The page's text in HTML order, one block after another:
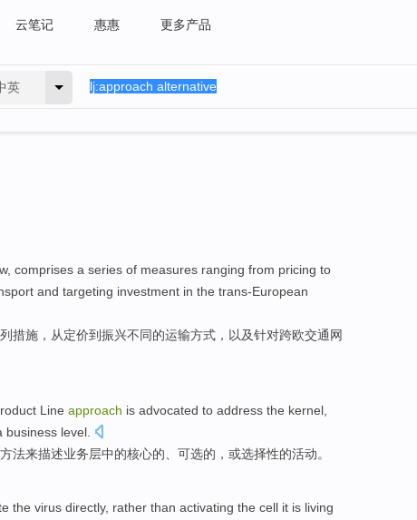
云笔记 惠惠 更多产品
英
, comprises a series of measures ranging from pricing to
and targeting investment in the trans-European
措施 ， 从定价到振兴不同的运输方式 ，以及针对跨欧交通网
Line approach is advocated to address the kernel
business level
方法来描述业务层中的核心的、 可选的， 或选择性的活动。
the virus directly, rather than activating the cell it is living